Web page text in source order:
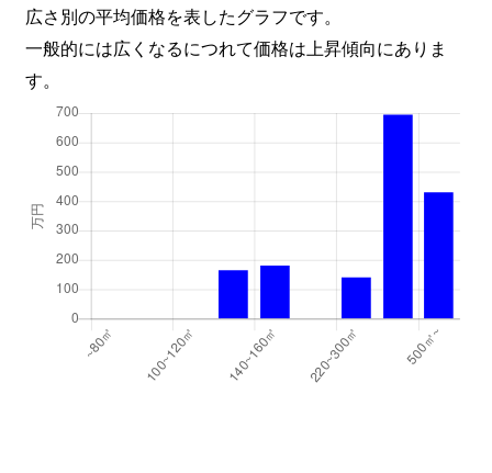
広さ別の平均価格を表したグラフです。
一般的には広くなるにつれて価格は上昇傾向にありま
す。